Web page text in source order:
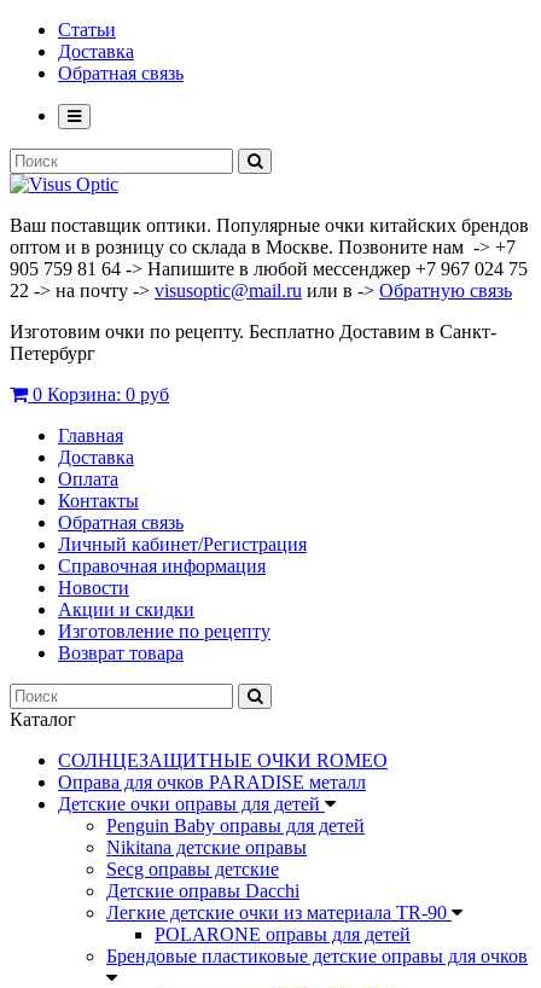
Статьи
Доставка
Обратная связь
Ваш поставщик оптики. Популярные очки китайских брендов
оптом и в розницу со склада в Москве. Позвоните нам -> +7
905 759 81 64 -> Напишите в любой мессенджер +7 967 024 75
22 -> на почту -> visusoptic@mail.ru или в -> Обратную связь
Изготовим очки по рецепту. Бесплатно Доставим в Санкт-
Петербург
0 Корзина: 0 руб
Главная
Доставка
Оплата
Контакты
Обратная связь
Личный кабинет/Регистрация
Справочная информация
Новости
Акции и скидки
Изготовление по рецепту
Возврат товара
Каталог
СОЛНЦЕЗАЩИТНЫЕ ОЧКИ ROMEO
Оправа для очков PARADISE металл
Детские очки оправы для детей
Penguin Baby оправы для детей
Nikitana детские оправы
Secg оправы детские
Детские оправы Dacchi
Легкие детские очки из материала TR-90
POLARONE оправы для детей
Брендовые пластиковые детские оправы для очков